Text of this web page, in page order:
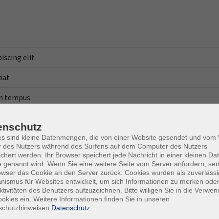
elit
tempus
ut a eros
sind kleine Datenmengen, die von einer Website gesendet und vom
des Nutzers während des Surfens auf dem Computer des Nutzers
werden. Ihr Browser speichert jede Nachricht in einer kleinen
genannt wird. Wenn Sie eine weitere Seite vom Server anfordern,
das Cookie an den Server zurück. Cookies wurden als
für Websites entwickelt, um sich Informationen zu merken
des Benutzers aufzuzeichnen. Bitte willigen Sie in die
ein. Weitere Informationen finden Sie in unseren
Datenschutz